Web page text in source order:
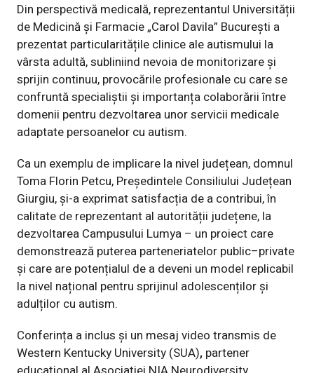
Din perspectivă medicală, reprezentantul Universității
de Medicină și Farmacie „Carol Davila” București a
prezentat particularitățile clinice ale autismului la
vârsta adultă, subliniind nevoia de monitorizare și
sprijin continuu, provocările profesionale cu care se
confruntă specialiștii și importanța colaborării între
domenii pentru dezvoltarea unor servicii medicale
adaptate persoanelor cu autism.
Ca un exemplu de implicare la nivel județean, domnul
Toma Florin Petcu, Președintele Consiliului Județean
Giurgiu, și-a exprimat satisfacția de a contribui, în
calitate de reprezentant al autorității județene, la
dezvoltarea Campusului Lumya – un proiect care
demonstrează puterea parteneriatelor public–private
și care are potențialul de a deveni un model replicabil
la nivel național pentru sprijinul adolescenților și
adulților cu autism.
Conferința a inclus și un mesaj video transmis de
Western Kentucky University (SUA), partener